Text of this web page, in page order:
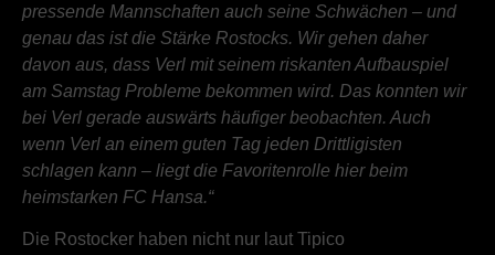
pressende Mannschaften auch seine Schwächen – und
genau das ist die Stärke Rostocks. Wir gehen daher
davon aus, dass Verl mit seinem riskanten Aufbauspiel
am Samstag Probleme bekommen wird. Das konnten wir
bei Verl gerade auswärts häufiger beobachten. Auch
wenn Verl an einem guten Tag jeden Drittligisten
schlagen kann – liegt die Favoritenrolle hier beim
heimstarken FC Hansa.“
Die Rostocker haben nicht nur laut Tipico